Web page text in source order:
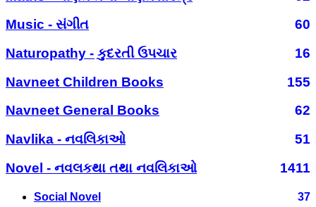
Music - સંગીત
60
Naturopathy - કુદરતી ઉપચાર
16
Navneet Children Books
155
Navneet General Books
62
Navlika - નવલિકાઓ
51
Novel - નવલકથા તથા નવલિકાઓ
1411
Social Novel 37